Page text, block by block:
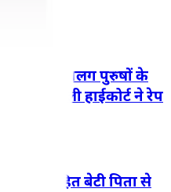
दो अलग-अलग पुरुषों के
है? दिल्ली हाईकोर्ट ने रेप
अविवाहित बेटी पिता से